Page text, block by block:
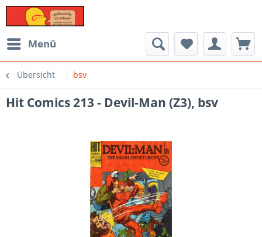
Menü
Übersicht bsv
Hit Comics 213 - Devil-Man (Z3), bsv